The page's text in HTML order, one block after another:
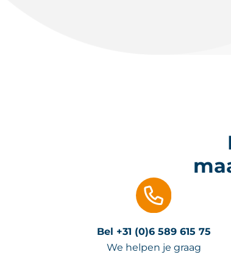
Bel +31 (0)6 589 615 75
We helpen je graag